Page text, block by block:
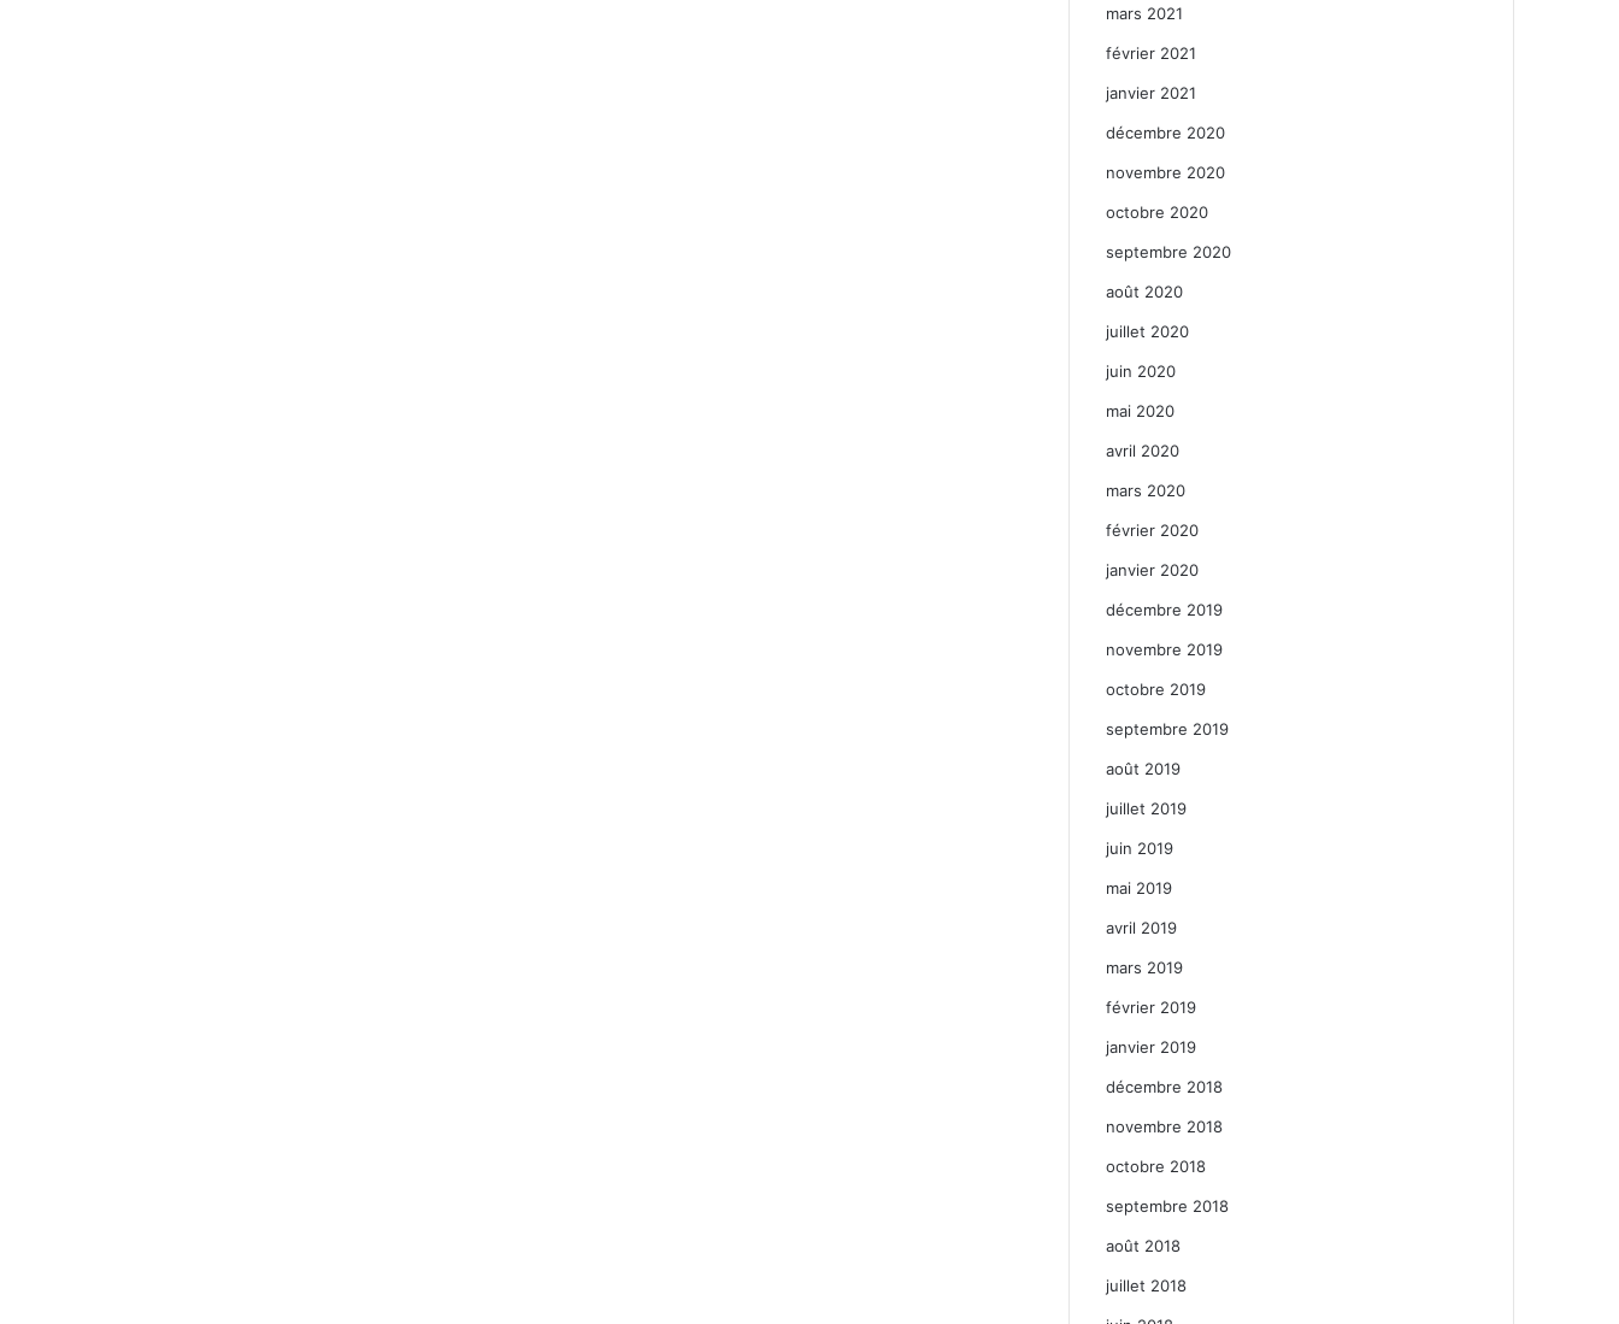
mars 2021
février 2021
janvier 2021
décembre 2020
novembre 2020
octobre 2020
septembre 2020
août 2020
juillet 2020
juin 2020
mai 2020
avril 2020
mars 2020
février 2020
janvier 2020
décembre 2019
novembre 2019
octobre 2019
septembre 2019
août 2019
juillet 2019
juin 2019
mai 2019
avril 2019
mars 2019
février 2019
janvier 2019
décembre 2018
novembre 2018
octobre 2018
septembre 2018
août 2018
juillet 2018